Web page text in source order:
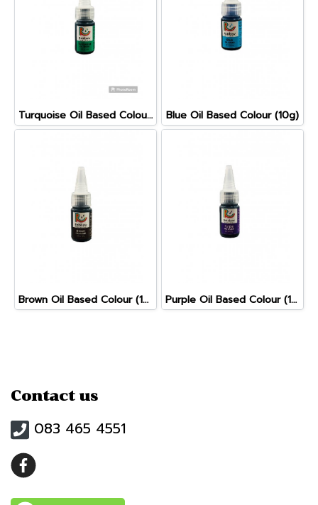
Turquoise Oil Based Colour (10g) Blue Oil Based Colour (10g)
Brown Oil Based Colour (10g) Purple Oil Based Colour (10g)
Contact us
083 465 4551